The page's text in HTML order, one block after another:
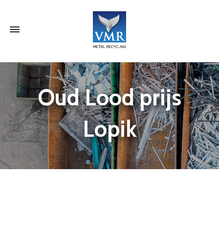
Oud Lood prijs
Lopik